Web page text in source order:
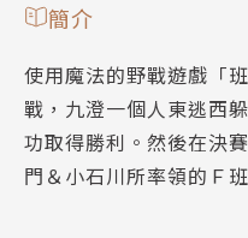
簡介
使用魔法的野戰遊戲「
戰，九澄一個人東逃西
功取得勝利。然後在決
門＆小石川所率領的Ｆ